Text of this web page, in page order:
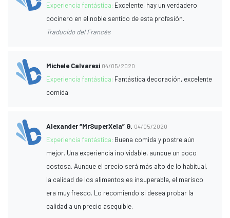
Experiencia fantástica: Excelente, hay un verdadero
cocinero en el noble sentido de esta profesión.
Traducido del Francés
Michele Calvaresi 04/05/2020
Experiencia fantástica: Fantástica decoración, excelente
comida
Alexander “MrSuperXela” G. 04/05/2020
Experiencia fantástica: Buena comida y postre aún
mejor. Una experiencia inolvidable, aunque un poco
costosa. Aunque el precio será más alto de lo habitual,
la calidad de los alimentos es insuperable, el marisco
era muy fresco. Lo recomiendo si desea probar la
calidad a un precio asequible.